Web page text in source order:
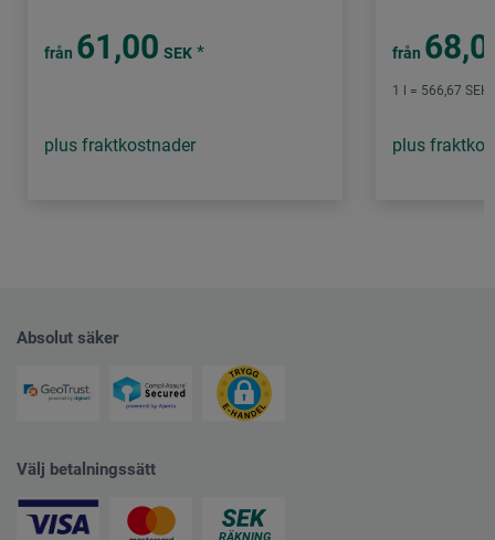
från 61,00 SEK *
plus fraktkostnader
från
1 l = 566,67
plus
Absolut säker
Välj betalningssätt